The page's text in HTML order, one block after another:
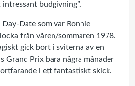
intressant budgivning”.
Day-Date som var Ronnie
från våren/sommaren 1978.
gick bort i sviterna av en
Grand Prix bara några månader
i ett fantastiskt skick.